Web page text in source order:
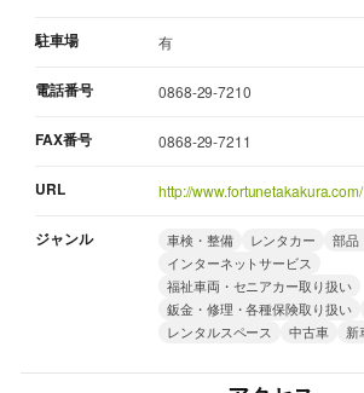
駐車場 有
電話番号 0868-29-7210
FAX番号 0868-29-7211
URL http://www.fortunetakakura.com/
ジャンル 車検・整備 レンタカー
部品
インターネットサービス
福祉車両・セニアカー取り扱い
鈑金・修理・各種保険取り扱い
レンタルスペース
中古車 新